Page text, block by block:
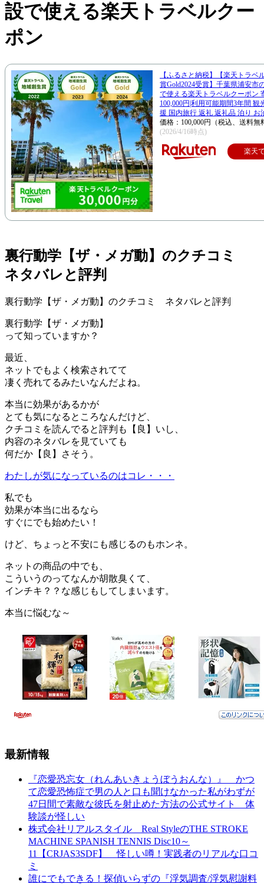
設で使える楽天トラベルクー
ポン
【ふるさと納税】【楽天トラベ
賞Gold2024受賞】千葉県浦安市
で使える楽天トラベルクーポン
100,000円|利用可能期間3年間 観
援 国内旅行 返礼 返礼品 泊り お
価格：100,000円（税込、送料無
(2026/4/16時点)
楽天
裏行動学【ザ・メガ動】のクチコミ
ネタバレと評判
裏行動学【ザ・メガ動】のクチコミ ネタバレと評判
裏行動学【ザ・メガ動】
って知っていますか？
最近、
ネットでもよく検索されてて
凄く売れてるみたいなんだよね。
本当に効果があるかが
とても気になるところなんだけど、
クチコミを読んでると評判も【良】いし、
内容のネタバレを見ていても
何だか【良】さそう。
わたしが気になっているのはコレ・・・
私でも
効果が本当に出るなら
すぐにでも始めたい！
けど、ちょっと不安にも感じるのもホンネ。
ネットの商品の中でも、
こういうのってなんか胡散臭くて、
インチキ？？な感じもしてしまいます。
本当に悩むな～
最新情報
『恋愛恐忘女（れんあいきょうぼうおんな）』 かつ
て恋愛恐怖症で男の人と口も聞けなかった私がわずが
47日間で素敵な彼氏を射止めた方法の公式サイト 体
験談が怪しい
株式会社リアルスタイル Real StyleのTHE STROKE
MACHINE SPANISH TENNIS Disc10～
11【CRJAS3SDF】 怪しい噂！実践者のリアルな口コ
ミ
誰にでもできる！探偵いらずの『浮気調査/浮気慰謝料